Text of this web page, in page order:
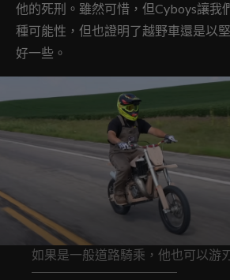
他的死刑。雖然可惜，但Cyboys讓我
種可能性，但也證明了越野車還是以
好一些。
如果是一般道路騎乘，他也可以游